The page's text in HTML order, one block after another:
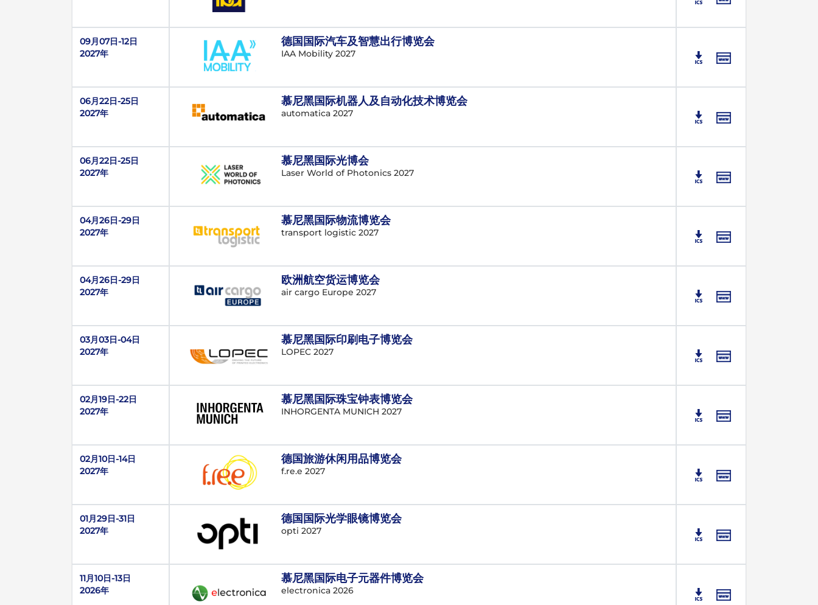
09月07日-12日
2027年
德国国际汽车及智慧出行博览会
IAA Mobility 2027
06月22日-25日
2027年
慕尼黑国际机器人及自动化技术博览会
automatica 2027
06月22日-25日
2027年
慕尼黑国际光博会
Laser World of Photonics 2027
04月26日-29日
2027年
慕尼黑国际物流博览会
transport logistic 2027
04月26日-29日
2027年
欧洲航空货运博览会
air cargo Europe 2027
03月03日-04日
2027年
慕尼黑国际印刷电子博览会
LOPEC 2027
02月19日-22日
2027年
慕尼黑国际珠宝钟表博览会
INHORGENTA MUNICH 2027
02月10日-14日
2027年
德国旅游休闲用品博览会
f.re.e 2027
01月29日-31日
2027年
德国国际光学眼镜博览会
opti 2027
11月10日-13日
2026年
慕尼黑国际电子元器件博览会
electronica 2026